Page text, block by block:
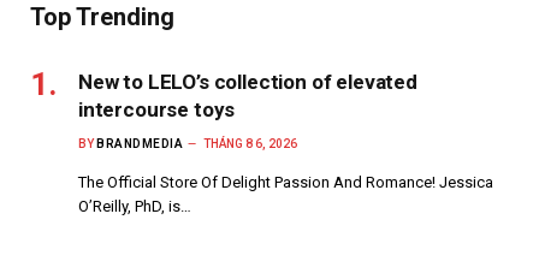
Top Trending
New to LELO’s collection of elevated
intercourse toys
BY BRANDMEDIA THÁNG 8 6, 2026
The Official Store Of Delight Passion And Romance! Jessica
O’Reilly, PhD, is…